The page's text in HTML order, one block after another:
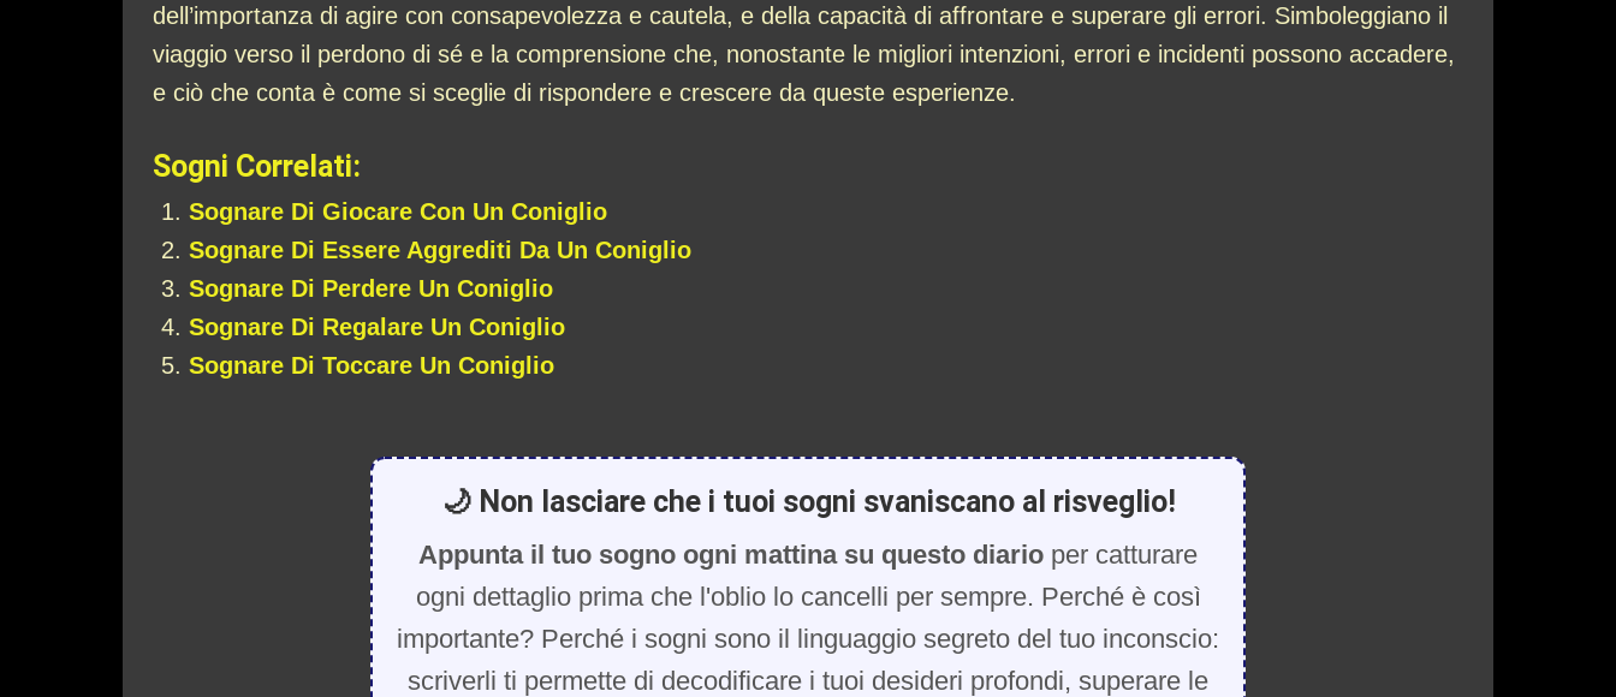
dell’importanza di agire con consapevolezza e cautela, e della capacità di affrontare e superare gli errori. Simboleggiano il
viaggio verso il perdono di sé e la comprensione che, nonostante le migliori intenzioni, errori e incidenti possono accadere,
e ciò che conta è come si sceglie di rispondere e crescere da queste esperienze.
Sogni Correlati:
Sognare Di Giocare Con Un Coniglio
Sognare Di Essere Aggrediti Da Un Coniglio
Sognare Di Perdere Un Coniglio
Sognare Di Regalare Un Coniglio
Sognare Di Toccare Un Coniglio
🌙 Non lasciare che i tuoi sogni svaniscano al risveglio!
Appunta il tuo sogno ogni mattina su questo diario per catturare
ogni dettaglio prima che l'oblio lo cancelli per sempre. Perché è così
importante? Perché i sogni sono il linguaggio segreto del tuo inconscio:
scriverli ti permette di decodificare i tuoi desideri profondi, superare le